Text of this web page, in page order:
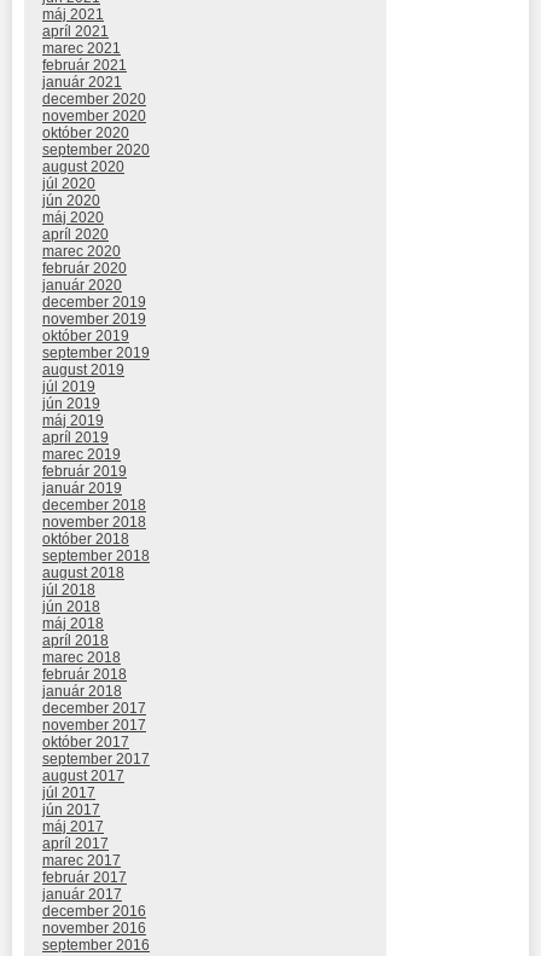
máj 2021
apríl 2021
marec 2021
február 2021
január 2021
december 2020
november 2020
október 2020
september 2020
august 2020
júl 2020
jún 2020
máj 2020
apríl 2020
marec 2020
február 2020
január 2020
december 2019
november 2019
október 2019
september 2019
august 2019
júl 2019
jún 2019
máj 2019
apríl 2019
marec 2019
február 2019
január 2019
december 2018
november 2018
október 2018
september 2018
august 2018
júl 2018
jún 2018
máj 2018
apríl 2018
marec 2018
február 2018
január 2018
december 2017
november 2017
október 2017
september 2017
august 2017
júl 2017
jún 2017
máj 2017
apríl 2017
marec 2017
február 2017
január 2017
december 2016
november 2016
september 2016